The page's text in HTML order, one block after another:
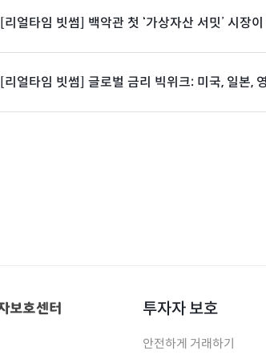
[리얼타임 빗썸] 백악관 첫 ‘가상자산 서밋’ 시장
[리얼타임 빗썸] 글로벌 금리 빅위크: 미국, 일본,
투자자 보호
안전하게 거래하기